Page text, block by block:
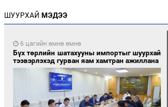
ШУУРХАЙ МЭДЭЭ
6 цагийн өмнө өмнө
Бүх төрлийн шатахууны импортыг шуурхай
тээвэрлэхэд гурван яам хамтран ажиллана